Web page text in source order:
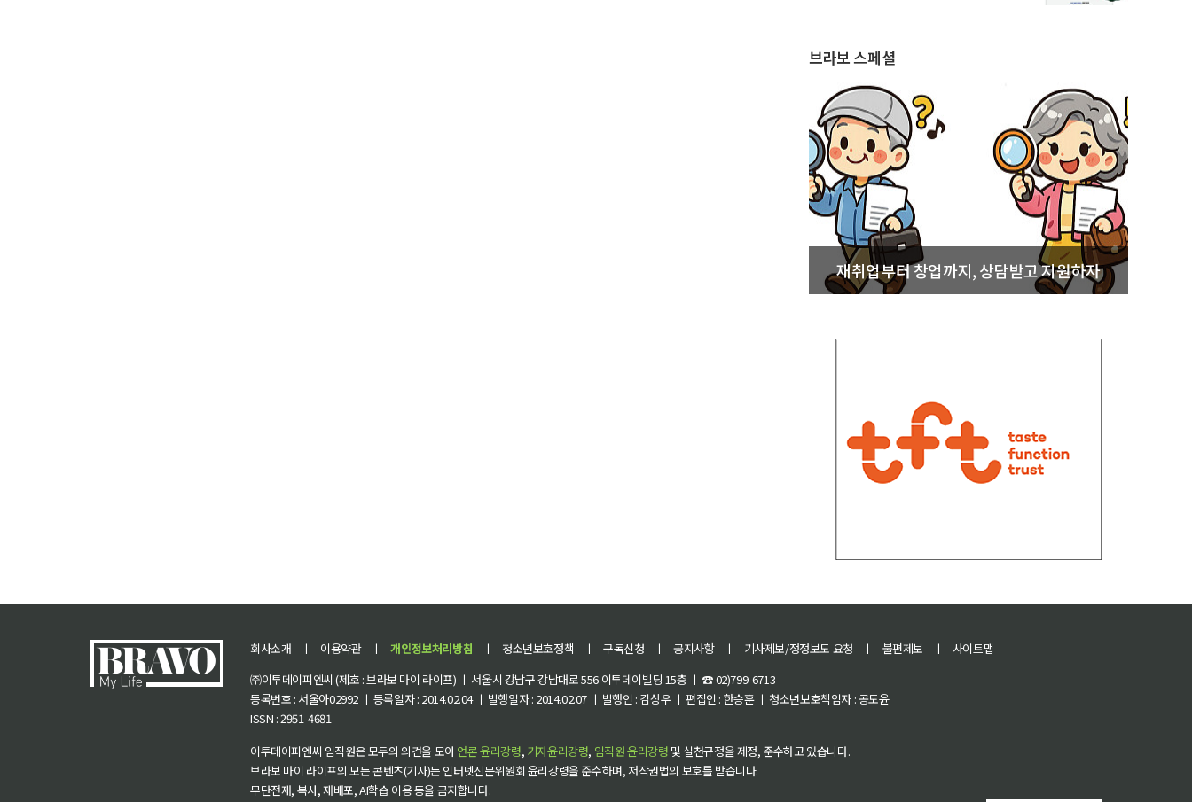
브라보 스페셜
재취업부터 창업까지, 상담받고 지원하자
회사소개 ㅣ 이용약관 ㅣ 개인정보처리방침 ㅣ 청소년보호정책 ㅣ 구독신청 ㅣ 공지사항 ㅣ 기사제보/정정보도 요청 ㅣ 불편제보 ㅣ
사이트맵
㈜이투데이피엔씨 (제호 : 브라보 마이 라이프) ㅣ 서울시 강남구 강남대로 556 이투데이빌딩 15층 ㅣ ☎ 02)799-6713
등록번호 : 서울아02992 ㅣ 등록일자 : 2014.02.04 ㅣ 발행일자 : 2014.02.07 ㅣ 발행인 : 김상우 ㅣ 편집인 : 한승훈 ㅣ 청소년보호책임자 : 공도윤
ISSN : 2951-4681
이투데이피엔씨 임직원은 모두의 의견을 모아언론 윤리강령, 기자윤리강령, 임직원 윤리강령 및 실천규정을 제정, 준수하고 있습니다.
브라보 마이 라이프의 모든 콘텐츠(기사)는 인터넷신문위원회 윤리강령을 준수하며, 저작권법의 보호를 받습니다.
무단전재, 복사, 재배포, AI학습 이용 등을 금지합니다.